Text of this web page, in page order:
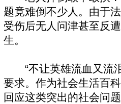
题竟难倒不少人。由于
受伤后无人问津甚至反
生。
“不让英雄流血又流
要求。作为社会生活百
回应这类突出的社会问